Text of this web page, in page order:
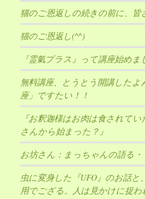
猫のご恩返しの続きの前に、皆
猫のご恩返し(^^)
『霊氣プラス』って講座始めま
無料講座、とうとう開講した
座」ですたい！！
『お釈迦様はお肉は食されて
さんから始まった？』
お坊さん：まっちゃんの語る・
虫に変身した『UFO』のお話と
用でござる。人は見かけに捉わ